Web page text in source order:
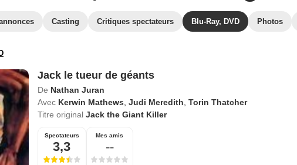
Casting Critiques spectateurs Blu-Ray, DVD Photos
Jack le tueur de géants
De Nathan Juran
Avec Kerwin Mathews Judi Meredith Torin Thatcher
Titre original Jack the Giant Killer
Spectateurs
3,3
Mes amis
--